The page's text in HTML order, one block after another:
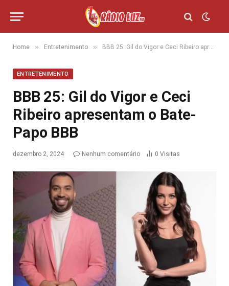
Home » Entretenimento » BBB 25: Gil do Vigor e Ceci Ribeiro apresentam o Bate-Papo BBB
ENTRETENIMENTO
BBB 25: Gil do Vigor e Ceci
Ribeiro apresentam o Bate-
Papo BBB
dezembro 2, 2024 Nenhum comentário 0 Visitas